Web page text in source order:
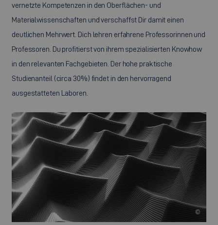
vernetzte Kompetenzen in den Oberflächen- und
Materialwissenschaften und verschaffst Dir damit einen
deutlichen Mehrwert. Dich lehren erfahrene Professorinnen und
Professoren. Du profitierst von ihrem spezialisierten Knowhow
in den relevanten Fachgebieten. Der hohe praktische
Studienanteil (circa 30%) findet in den hervorragend
ausgestatteten Laboren.
©